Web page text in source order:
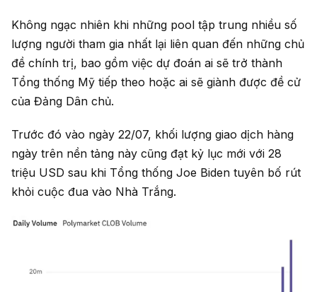
Không ngạc nhiên khi những pool tập trung nhiều số
lượng người tham gia nhất lại liên quan đến những chủ
đề chính trị, bao gồm việc dự đoán ai sẽ trở thành
Tổng thống Mỹ tiếp theo hoặc ai sẽ giành được đề cử
của Đảng Dân chủ.
Trước đó vào ngày 22/07, khối lượng giao dịch hàng
ngày trên nền tảng này cũng đạt kỷ lục mới với 28
triệu USD sau khi Tổng thống Joe Biden tuyên bố rút
khỏi cuộc đua vào Nhà Trắng.